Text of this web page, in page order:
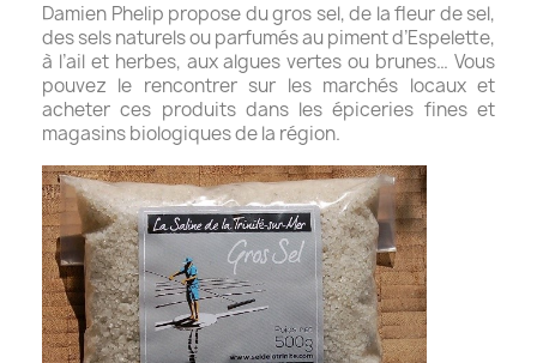
Damien Phelip propose du gros sel, de la fleur de sel,
des sels naturels ou parfumés au piment d’Espelette,
à l’ail et herbes, aux algues vertes ou brunes… Vous
pouvez le rencontrer sur les marchés locaux et
acheter ces produits dans les épiceries fines et
magasins biologiques de la région.